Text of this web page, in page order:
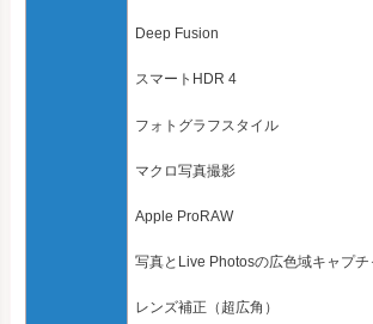
Deep Fusion
スマートHDR 4
フォトグラフスタイル
マクロ写真撮影
Apple ProRAW
写真とLive Photosの広色域キャプチ
レンズ補正（超広角）